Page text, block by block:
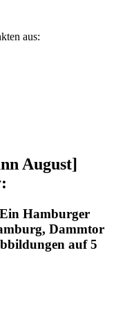
aus:
August]
Hamburger
Dammtor
auf 5